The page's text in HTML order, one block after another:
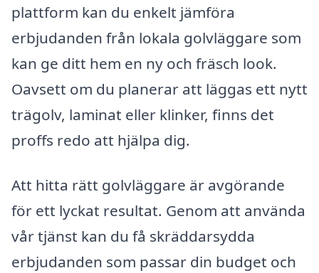
plattform kan du enkelt jämföra
erbjudanden från lokala golvläggare som
kan ge ditt hem en ny och fräsch look.
Oavsett om du planerar att läggas ett nytt
trägolv, laminat eller klinker, finns det
proffs redo att hjälpa dig.
Att hitta rätt golvläggare är avgörande
för ett lyckat resultat. Genom att använda
vår tjänst kan du få skräddarsydda
erbjudanden som passar din budget och